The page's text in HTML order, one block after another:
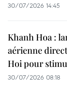
30/07/2026 14:45
Khanh Hoa :
aérienne
Hoi pour
30/07/2026 08:18